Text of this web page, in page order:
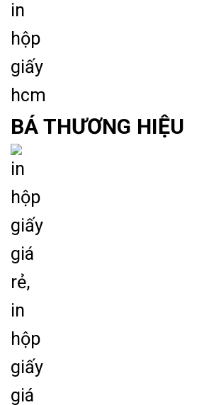
BÁ THƯƠNG HIỆU